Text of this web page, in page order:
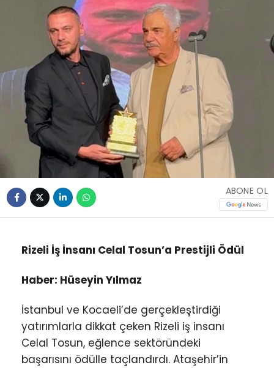
ABONE OL
Rizeli İş İnsanı Celal Tosun’a Prestijli Ödül
Haber: Hüseyin Yılmaz
İstanbul ve Kocaeli’de gerçekleştirdiği
yatırımlarla dikkat çeken Rizeli iş insanı
Celal Tosun, eğlence sektöründeki
başarısını ödülle taçlandırdı. Ataşehir’in